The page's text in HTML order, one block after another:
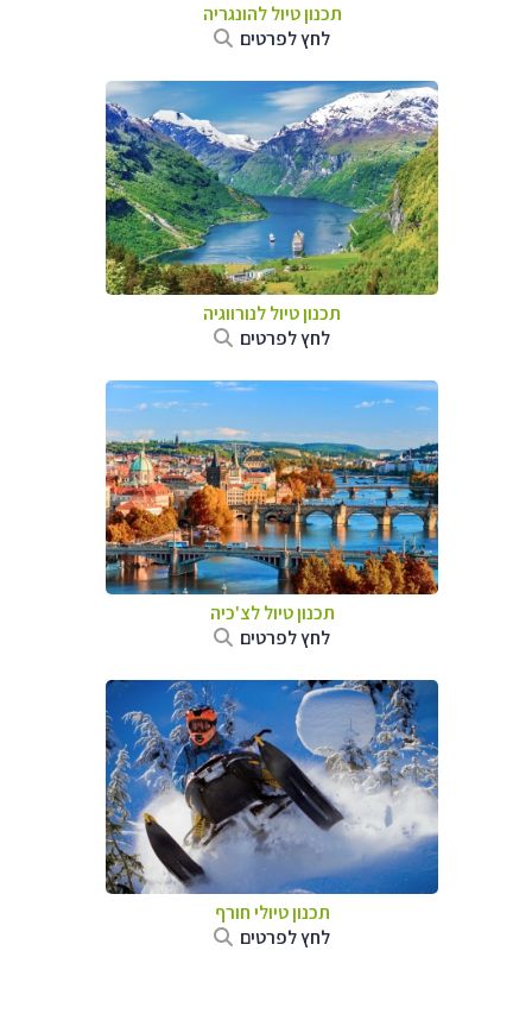
תכנון טיול להונגריה
לחץ לפרטים
תכנון טיול לנורווגיה
לחץ לפרטים
תכנון טיול לצ'כיה
לחץ לפרטים
תכנון טיולי חורף
לחץ לפרטים